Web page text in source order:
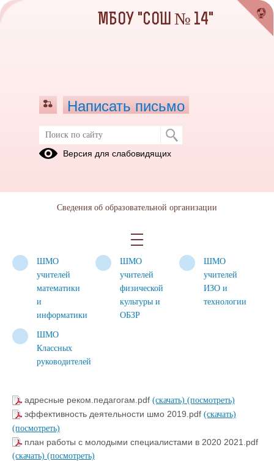
Школьные методические
объединения
начальных
цикла наук
гуманитарного
ШМО
учителей
математики
и
информатики
ШМО
учителей
физической
культуры и
ОБЗР
ШМО
учителей
ИЗО и
технологии
ШМО
Классных
руководителей
адресные реком.педагогам.pdf (скачать) (посмотреть)
эффективность деятельности шмо 2019.pdf (скачать)
(посмотреть)
план работы с молодыми специалистами в 2020 2021.pdf
(скачать) (посмотреть)
МБОУ "СОШ № 14"
Написать письмо
Версия для слабовидящих
Сведения об образовательной организации